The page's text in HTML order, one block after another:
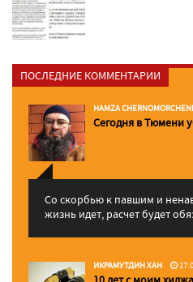
ПОСЛЕДНИЕ КОММЕНТАРИИ
HAMZA
Сегодня в Тюмени
Со скорбью к павшим и
жизнь идет, расчет будет
ИКРАМУТДИН ХАН